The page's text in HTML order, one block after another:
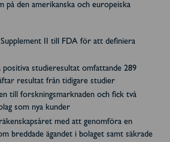
på den amerikanska och europeiska
II till FDA för att definiera
positiva studieresultat omfattande 289
resultat från tidigare studier
till forskningsmarknaden och fick två
som nya kunder
med att genomföra en
breddade ägandet i bolaget samt säkrade